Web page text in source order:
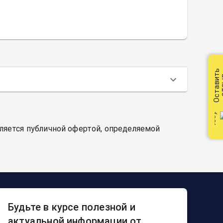
публичной офертой, определяемой
Будьте в курсе полезной и
Оставить